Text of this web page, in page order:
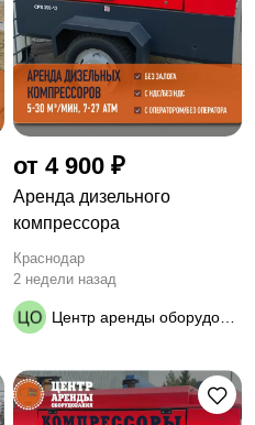
от 4 900 ₽
Аренда дизельного
компрессора
Краснодар
2 недели назад